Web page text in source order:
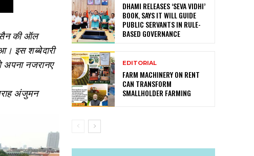
की ऑल
इस शब्बेदारी
अपना नजरानए
अंजुमन
DHAMI RELEASES ‘SEVA VIDHI’
BOOK, SAYS IT WILL GUIDE
PUBLIC SERVANTS IN RULE-
BASED GOVERNANCE
EDITORIAL
FARM MACHINERY ON RENT
CAN TRANSFORM
SMALLHOLDER FARMING